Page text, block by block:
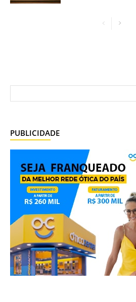
PUBLICIDADE